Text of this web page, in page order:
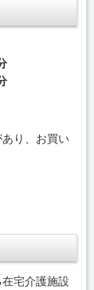
り、お買い
宅介護施設